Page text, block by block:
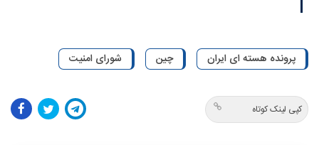
پرونده هسته ای ایران چین شورای امنیت
کپی لینک کوتاه